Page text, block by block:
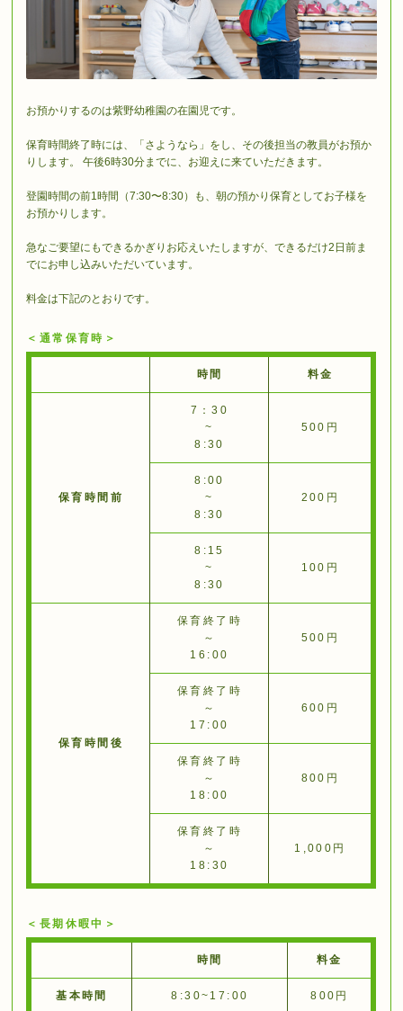
お預かりするのは紫野幼稚園の在園児です。
保育時間終了時には、「さようなら」をし、その後担当の教員がお預か
りします。 午後6時30分までに、お迎えに来ていただきます。
登園時間の前1時間（7:30〜8:30）も、朝の預かり保育としてお⼦様を
お預かりします。
急なご要望にもできるかぎりお応えいたしますが、できるだけ2⽇前ま
でにお申し込みいただいています。
料⾦は下記のとおりです。
＜通常保育時＞
時間 料金
保育時間前
7：30
~
8:30
500円
8:00
~
8:30
200円
8:15
~
8:30
100円
保育時間後
保育終了時
～
16:00
500円
保育終了時
～
17:00
600円
保育終了時
～
18:00
800円
保育終了時
～
18:30
1,000円
＜長期休暇中＞
時間 料金
基本時間 8:30~17:00 800円